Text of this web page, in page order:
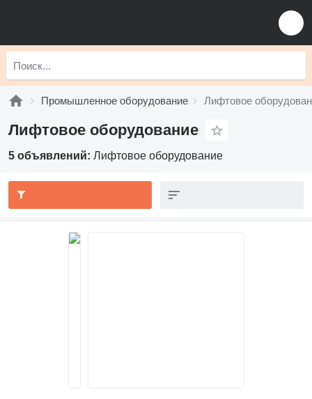
Промышленное оборудование Лифтовое
Лифтовое оборудование
5 объявлений: Лифтовое оборудование